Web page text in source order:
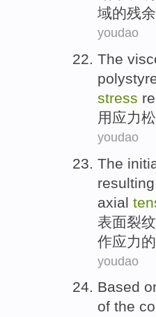
域的残余
youdao
The
stress
用应力
youdao
The
resulting
axial
表面裂纹
作应力的
youdao
Based
of the